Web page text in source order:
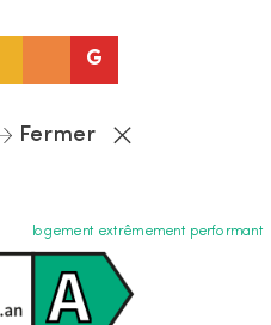
G
Fermer
logement extrêmement performant